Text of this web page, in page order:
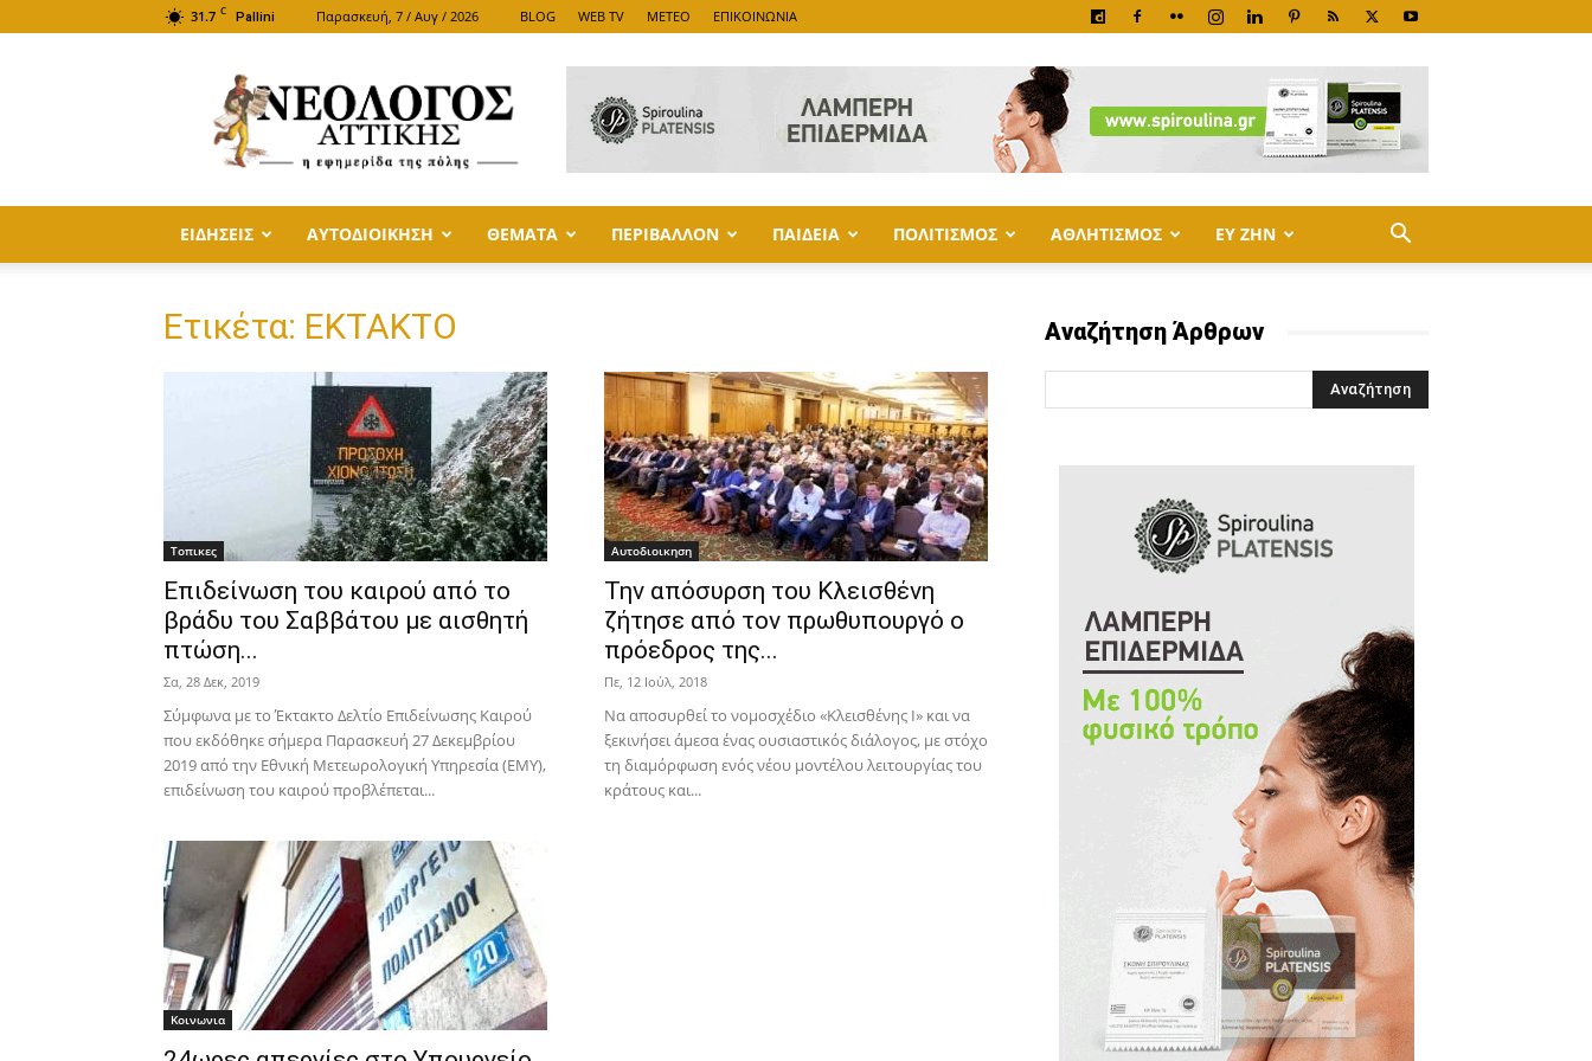
31.7 C Pallini Παρασκευή, 7 / Αυγ / 2026 BLOG WEB TV METEO ΕΠΙΚΟΙΝΩΝΙΑ
ΑΤΤΙΚΗΣ
ΕΙΔΗΣΕΙΣ ΑΥΤΟΔΙΟΙΚΗΣΗ ΘΕΜΑΤΑ ΠΕΡΙΒΑΛΛΟΝ ΠΑΙΔΕΙΑ ΠΟΛΙΤΙΣΜΟΣ ΑΘΛΗΤΙΣΜΟΣ ΕΥ ΖΗΝ
Ετικέτα: ΕΚΤΑΚΤΟ
Τοπικες
Επιδείνωση του καιρού από το
βράδυ του Σαββάτου με αισθητή
πτώση...
Σα, 28 Δεκ, 2019
Σύμφωνα με το Έκτακτο Δελτίο Επιδείνωσης Καιρού
που εκδόθηκε σήμερα Παρασκευή 27 Δεκεμβρίου
2019 από την Εθνική Μετεωρολογική Υπηρεσία (ΕΜΥ),
επιδείνωση του καιρού προβλέπεται...
Αυτοδιοικηση
Την απόσυρση του Κλεισθένη
ζήτησε από τον πρωθυπουργό ο
πρόεδρος της...
Πε, 12 Ιούλ, 2018
Να αποσυρθεί το νομοσχέδιο «Κλεισθένης Ι» και να
ξεκινήσει άμεσα ένας ουσιαστικός διάλογος, με στόχο
τη διαμόρφωση ενός νέου μοντέλου λειτουργίας του
κράτους και...
Κοινωνια
Αναζήτηση Άρθρων